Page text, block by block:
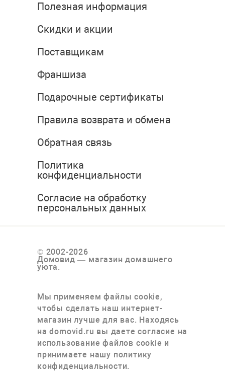
Полезная информация
Скидки и акции
Поставщикам
Франшиза
Подарочные сертификаты
Правила возврата и обмена
Обратная связь
Политика
конфиденциальности
Согласие на обработку
персональных данных
© 2002-2026
Домовид — магазин домашнего
уюта.
Мы применяем файлы cookie,
чтобы сделать наш интернет-
магазин лучше для вас. Находясь
на domovid.ru вы даете согласие на
использование файлов cookie и
принимаете нашу политику
конфиденциальности.